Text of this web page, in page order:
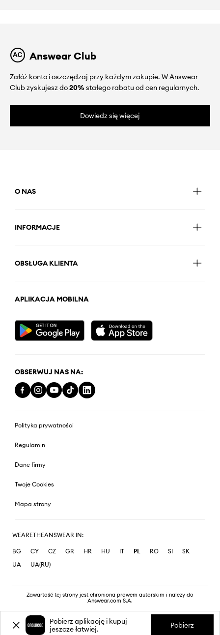
Answear Club
Załóż konto i oszczędzaj przy każdym zakupie. W Answear
Club zyskujesz do20%stałego rabatu od cen regularnych.
Dowiedz się więcej
O NAS
INFORMACJE
OBSŁUGA KLIENTA
APLIKACJA MOBILNA
OBSERWUJ NAS NA:
Polityka prywatności
Regulamin
Dane firmy
Twoje Cookies
Mapa strony
WEARETHEANSWEAR IN:
BG CY CZ GR HR HU IT PL RO SI
SK
UA
UA(RU)
Zawartość tej strony jest chroniona prawem autorskim i należy do
Answear.com S.A.
Pobierz aplikację i kupuj
jeszcze łatwiej.
Pobierz